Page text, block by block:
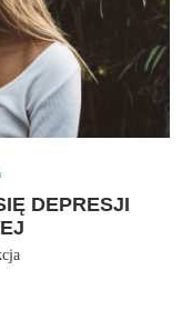
DEPRESJI